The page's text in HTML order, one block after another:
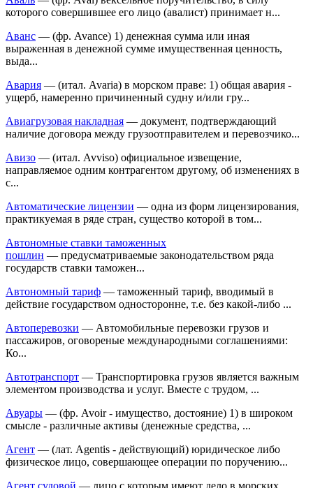
которого совершившее его лицо (авалист) принимает н...
Аванс — (фр. Avance) 1) денежная сумма или иная
выраженная в денежной сумме имущественная ценность,
выда...
Авария — (итал. Avaria) в морском праве: 1) общая авария -
ущерб, намеренно причиненный судну и/или гру...
Авиагрузовая накладная — документ, подтверждающий
наличие договора между грузоотправителем и перевозчико...
Авизо — (итал. Avviso) официальное извещение,
направляемое одним контрагентом другому, об изменениях в
с...
Автоматические лицензии — одна из форм лицензирования,
практикуемая в ряде стран, существо которой в том...
Автономные ставки таможенных
пошлин — предусматриваемые законодательством ряда
государств ставки таможен...
Автономный тариф — таможенный тариф, вводимый в
действие государством односторонне, т.е. без какой-либо ...
Автоперевозки — Автомобильные перевозки грузов и
пассажиров, оговореные международными соглашениями:
Ко...
Автотранспорт — Транспортировка грузов является важным
элементом производства и услуг. Вместе с трудом, ...
Авуары — (фр. Avoir - имущество, достояние) 1) в широком
смысле - различные активы (денежные средства, ...
Агент — (лат. Agentis - действующий) юридическое либо
физическое лицо, совершающее операции по поручению...
Агент судовой — лицо с которым имеют дело в морских